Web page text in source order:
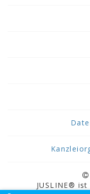
JUSLINE®